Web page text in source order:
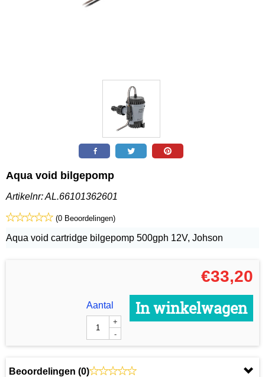
Aqua void bilgepomp
Artikelnr:AL.66101362601
(0 Beoordelingen)
Aqua void cartridge bilgepomp 500gph 12V, Johson
€33,20
Aantal
+
-
In winkelwagen
Beoordelingen (0)